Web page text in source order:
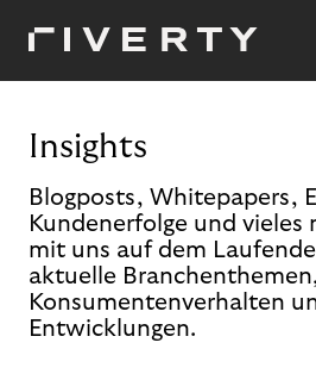
Insights
Blogposts, Whitepapers,
Kundenerfolge und vieles
mit uns auf dem
aktuelle
Konsumentenverhalten
Entwicklungen.